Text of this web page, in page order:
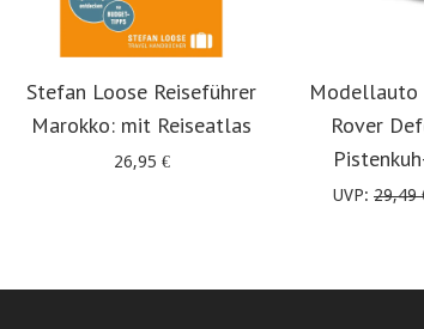
Stefan Loose Reiseführer
Marokko: mit Reiseatlas
26,95 €
Modellauto
Rover
UVP: 29,49